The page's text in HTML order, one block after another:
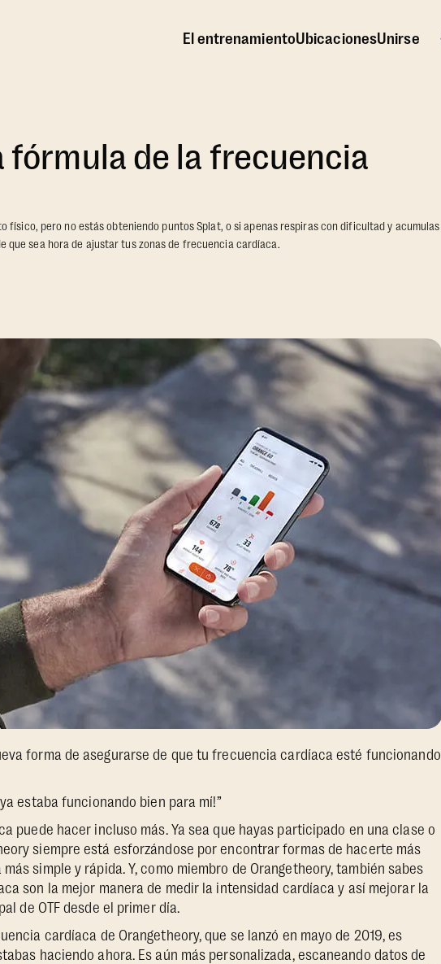
El entrenamientoUbicacionesUnirse
fórmula de la frecuencia
físico, pero no estás obteniendo puntos Splat, o si apenas respiras con dificultad y acumulas
que sea hora de ajustar tus zonas de frecuencia cardíaca.
forma de asegurarse de que tu frecuencia cardíaca esté funcionando
ya estaba funcionando bien para mí!”
puede hacer incluso más. Ya sea que hayas participado en una clase o
siempre está esforzándose por encontrar formas de hacerte más
simple y rápida. Y, como miembro de Orangetheory, también sabes
son la mejor manera de medir la intensidad cardíaca y así mejorar la
de OTF desde el primer día.
cardíaca de Orangetheory, que se lanzó en mayo de 2019, es
haciendo ahora. Es aún más personalizada, escaneando datos de